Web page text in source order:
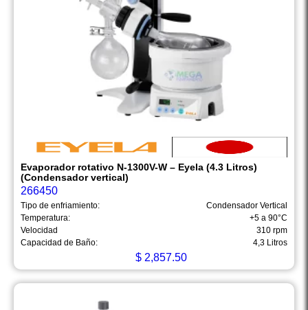
Evaporador rotativo N-1300V-W – Eyela (4.3 Litros)
(Condensador vertical)
266450
Tipo de enfriamiento:
Condensador Vertical
Temperatura:
+5 a 90°C
Velocidad
310 rpm
Capacidad de Baño:
4,3 Litros
$2,857.50